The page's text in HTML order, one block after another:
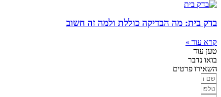
בדק בית: מה הבדיקה כוללת ולמה זה חשוב
קרא עוד »
טען עוד
בואו נדבר
השאירו פרטים